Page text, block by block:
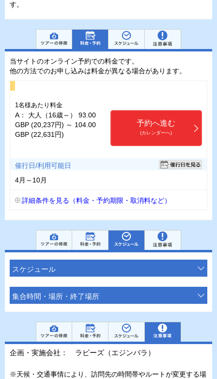
す。
当サイトのオンライン予約での料金です。
他の方法でのお申し込みは料金が異なる場合があります。
1名様あたり料金
A： 大人（16歳～） 93.00
GBP (20,237円) ～ 104.00
GBP (22,631円)
予約へ進む
(カレンダーへ)
催行日/利用可能日
4月～10月
詳細条件を見る（料金・予約期限・取消料など）
スケジュール
集合時間・場所・終了場所
企画・実施会社： ラビーズ（エジンバラ）
※天候・交通事情により、訪問先の時間帯やルートが変更する場